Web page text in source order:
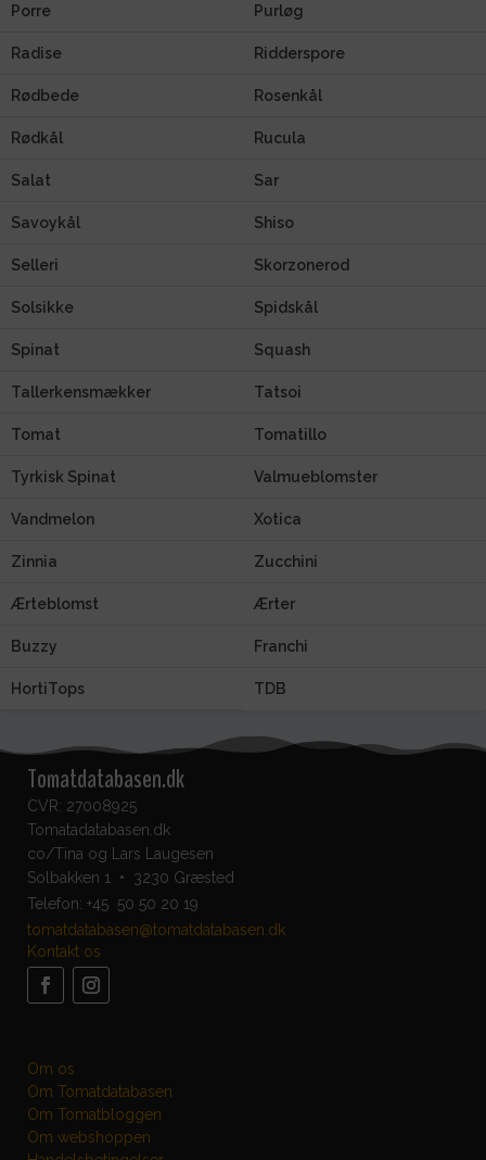
Porre Purløg
Radise Ridderspore
Rødbede Rosenkål
Rødkål Rucula
Salat Sar
Savoykål Shiso
Selleri Skorzonerod
Solsikke Spidskål
Spinat Squash
Tallerkensmækker Tatsoi
Tomat Tomatillo
Tyrkisk Spinat Valmueblomster
Vandmelon Xotica
Zinnia Zucchini
Ærteblomst Ærter
Buzzy Franchi
HortiTops TDB
Tomatdatabasen.dk
CVR: 27008925
Tomatadatabasen.dk
co/Tina og Lars Laugesen
Solbakken 1 • 3230 Græsted
Telefon: +45 50 50 20 19
tomatdatabasen@tomatdatabasen.dk
Kontakt os
Om os
Om Tomatdatabasen
Om Tomatbloggen
Om webshoppen